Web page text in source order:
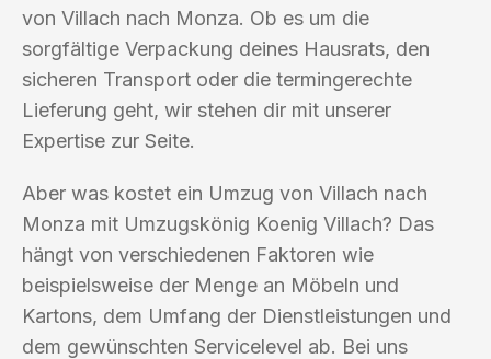
von Villach nach Monza. Ob es um die
sorgfältige Verpackung deines Hausrats, den
sicheren Transport oder die termingerechte
Lieferung geht, wir stehen dir mit unserer
Expertise zur Seite.
Aber was kostet ein Umzug von Villach nach
Monza mit Umzugskönig Koenig Villach? Das
hängt von verschiedenen Faktoren wie
beispielsweise der Menge an Möbeln und
Kartons, dem Umfang der Dienstleistungen und
dem gewünschten Servicelevel ab. Bei uns